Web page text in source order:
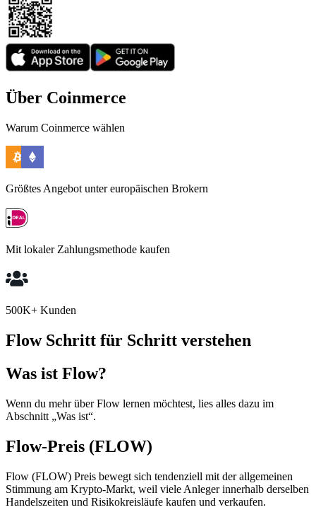
Über Coinmerce
Warum Coinmerce wählen
Größtes Angebot unter europäischen Brokern
Mit lokaler Zahlungsmethode kaufen
500K+ Kunden
Flow Schritt für Schritt verstehen
Was ist Flow?
Wenn du mehr über Flow lernen möchtest, lies alles dazu im
Abschnitt „Was ist“.
Flow-Preis (FLOW)
Flow (FLOW) Preis bewegt sich tendenziell mit der allgemeinen
Stimmung am Krypto-Markt, weil viele Anleger innerhalb derselben
Handelszeiten und Risikokreisläufe kaufen und verkaufen.